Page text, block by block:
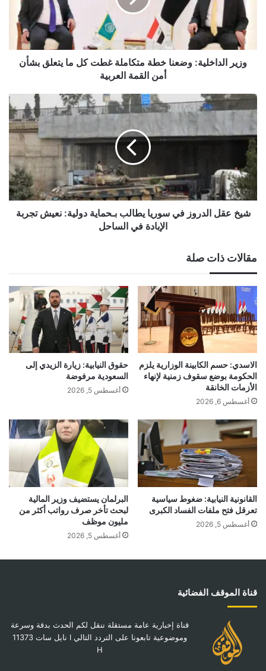
غطت
كل
يتعلق
بشأن
العربية
وزير الداخلية: وضعنا خطة متكاملة غطت كل ما يتعلق بشأن
أمن القمة العربية
شيخ
عقل
الدروز
في
سوريا
يطالب
بـحماية
دولية:
نعيش
تجربة
شيخ عقل الدروز في سوريا يطالب بـحماية دولية: نعيش تجربة
الإبادة في الساحل
مقالات ذات صلة
الاسدي: حسم الكابينة الوزارية يلزم
الحكومة بوضع سقوف زمنية لإنهاء
الأزمات الخانقة
أغسطس 6, 2026
حقوق النيابية: زيارة الزيدي إلى
السعودية مرفوضة
أغسطس 5, 2026
القانونية النيابية: ضغوط سياسية
تعرقل فتح ملفات الفساد الكبرى
أغسطس 5, 2026
البرلمان يستضيف وزير المالية
لبحث تأخر صرف رواتب أكثر من
مليون موظف
أغسطس 5, 2026
قناة الموقف الفضائية
قناة إخبارية عامة مستقلة ننقل لكم الحدث بدقة وسرعة
وموضوعية تابعونا على التردد التالي I نايل سات 11373
H